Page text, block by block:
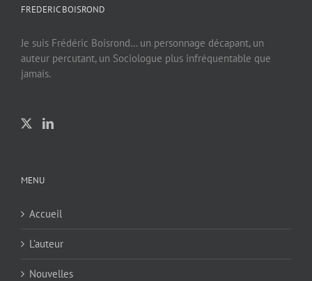
FREDERIC BOISROND
Je suis Frédéric Boisrond… un personnage décapant, un
auteur percutant, un Sociologue plus infréquentable que
jamais.
MENU
Accueil
L’auteur
Nouvelles